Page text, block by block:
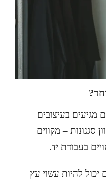
מגיעים בעיצובים
סגנונות – מקווים
בעבודת יד.
יכול להיות עשוי עץ